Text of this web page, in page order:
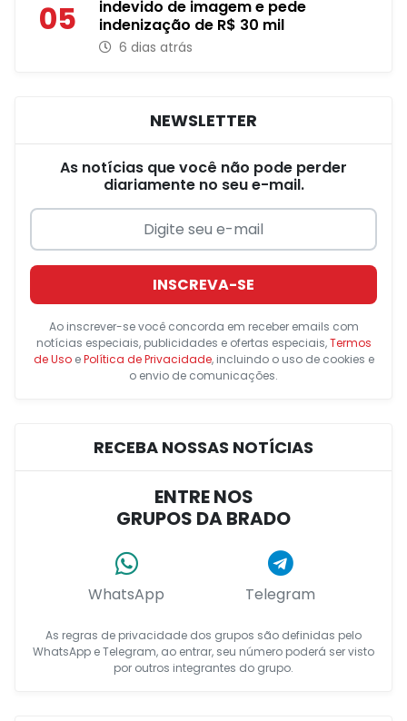
05
indevido de imagem e pede
indenização de R$ 30 mil
6 dias atrás
NEWSLETTER
As notícias que você não pode perder
diariamente no seu e-mail.
INSCREVA-SE
Ao inscrever-se você concorda em receber emails com
notícias especiais, publicidades e ofertas especiais,Termos
de UsoePolítica de Privacidade, incluindo o uso de cookies e
o envio de comunicações.
RECEBA NOSSAS NOTÍCIAS
ENTRE NOS
GRUPOS DA BRADO
WhatsApp Telegram
As regras de privacidade dos grupos são definidas pelo
WhatsApp e Telegram, ao entrar, seu número poderá ser visto
por outros integrantes do grupo.